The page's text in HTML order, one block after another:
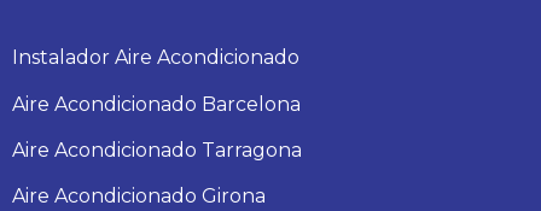
Instalador Aire Acondicionado
Aire Acondicionado Barcelona
Aire Acondicionado Tarragona
Aire Acondicionado Girona